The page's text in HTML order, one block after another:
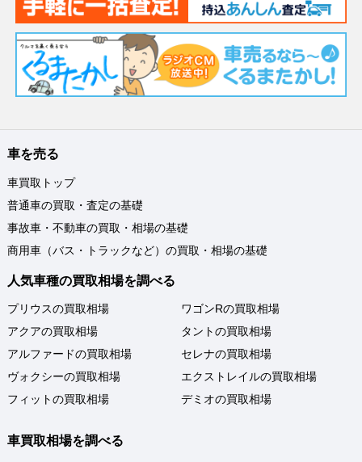
車を売る
車買取トップ
普通車の買取・査定の基礎
事故車・不動車の買取・相場の基礎
商用車（バス・トラックなど）の買取・相場の基礎
人気車種の買取相場を調べる
プリウスの買取相場
アクアの買取相場
アルファードの買取相場
ヴォクシーの買取相場
フィットの買取相場
ワゴンRの買取相場
タントの買取相場
セレナの買取相場
エクストレイルの買取相場
デミオの買取相場
車買取相場を調べる